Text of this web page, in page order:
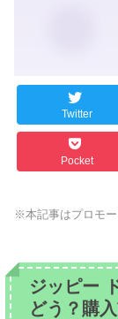
Twitter
Pocket
※本記事はプロモー
ジッピー
どう？購